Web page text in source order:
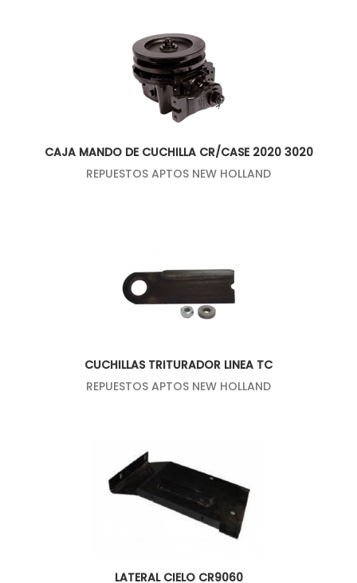
CAJA MANDO DE CUCHILLA CR/CASE 2020 3020
REPUESTOS APTOS NEW HOLLAND
CUCHILLAS TRITURADOR LINEA TC
REPUESTOS APTOS NEW HOLLAND
LATERAL CIELO CR9060